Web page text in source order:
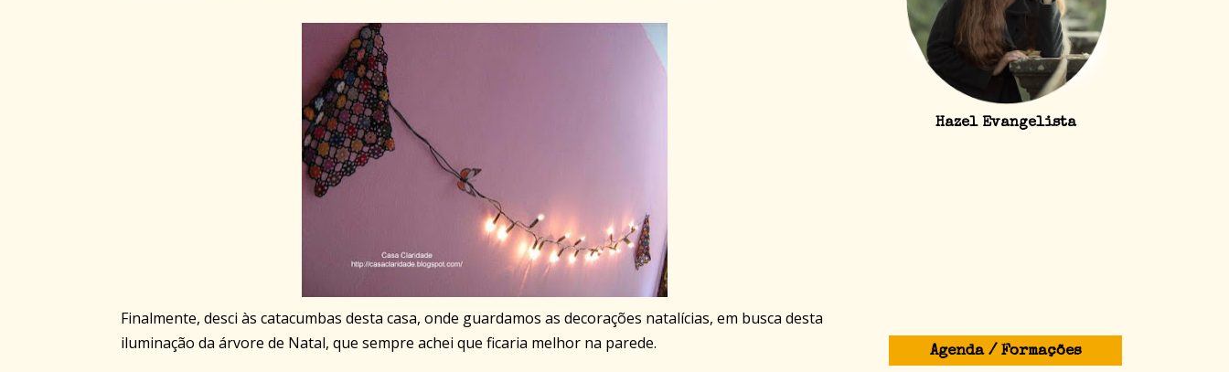
Finalmente, desci às catacumbas desta casa, onde guardamos as decorações natalícias, em busca desta
iluminação da árvore de Natal, que sempre achei que ficaria melhor na parede.
Hazel Evangelista
Agenda / Formações